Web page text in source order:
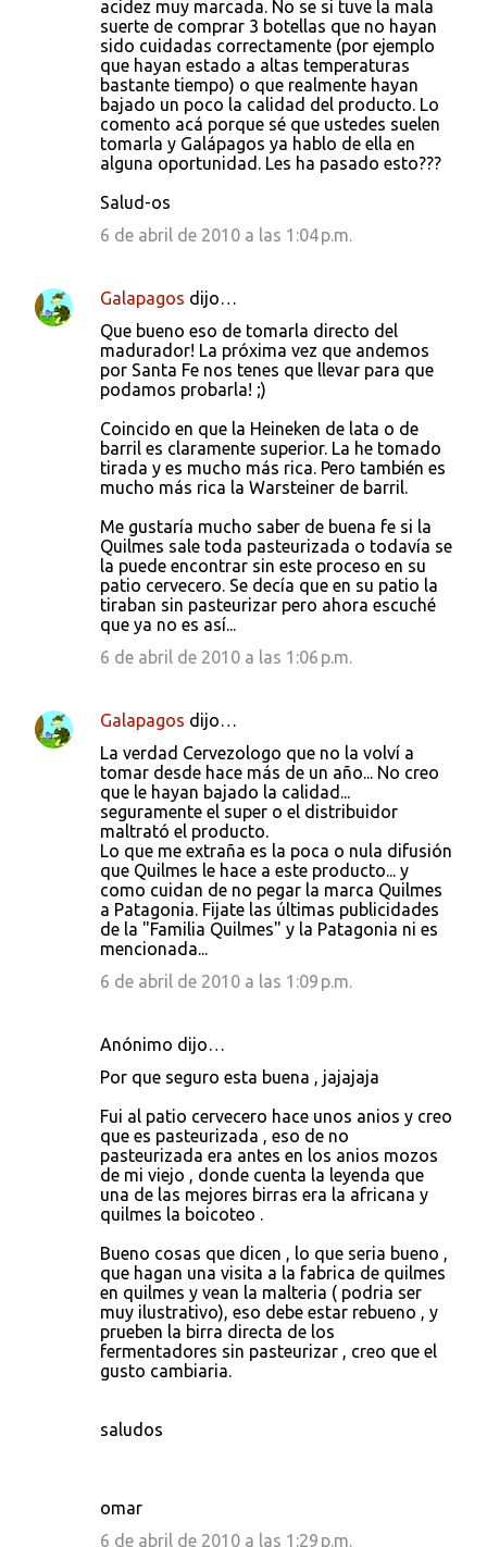
acidez muy marcada. No se si tuve la mala
suerte de comprar 3 botellas que no hayan
sido cuidadas correctamente (por ejemplo
que hayan estado a altas temperaturas
bastante tiempo) o que realmente hayan
bajado un poco la calidad del producto. Lo
comento acá porque sé que ustedes suelen
tomarla y Galápagos ya hablo de ella en
alguna oportunidad. Les ha pasado esto???
Salud-os
6 de abril de 2010 a las 1:04 p.m.
Galapagos dijo…
Que bueno eso de tomarla directo del
madurador! La próxima vez que andemos
por Santa Fe nos tenes que llevar para que
podamos probarla! ;)
Coincido en que la Heineken de lata o de
barril es claramente superior. La he tomado
tirada y es mucho más rica. Pero también es
mucho más rica la Warsteiner de barril.
Me gustaría mucho saber de buena fe si la
Quilmes sale toda pasteurizada o todavía se
la puede encontrar sin este proceso en su
patio cervecero. Se decía que en su patio la
tiraban sin pasteurizar pero ahora escuché
que ya no es así...
6 de abril de 2010 a las 1:06 p.m.
Galapagos dijo…
La verdad Cervezologo que no la volví a
tomar desde hace más de un año... No creo
que le hayan bajado la calidad...
seguramente el super o el distribuidor
maltrató el producto.
Lo que me extraña es la poca o nula difusión
que Quilmes le hace a este producto... y
como cuidan de no pegar la marca Quilmes
a Patagonia. Fijate las últimas publicidades
de la "Familia Quilmes" y la Patagonia ni es
mencionada...
6 de abril de 2010 a las 1:09 p.m.
Anónimo dijo…
Por que seguro esta buena , jajajaja
Fui al patio cervecero hace unos anios y creo
que es pasteurizada , eso de no
pasteurizada era antes en los anios mozos
de mi viejo , donde cuenta la leyenda que
una de las mejores birras era la africana y
quilmes la boicoteo .
Bueno cosas que dicen , lo que seria bueno ,
que hagan una visita a la fabrica de quilmes
en quilmes y vean la malteria ( podria ser
muy ilustrativo), eso debe estar rebueno , y
prueben la birra directa de los
fermentadores sin pasteurizar , creo que el
gusto cambiaria.
saludos
omar
6 de abril de 2010 a las 1:29 p.m.